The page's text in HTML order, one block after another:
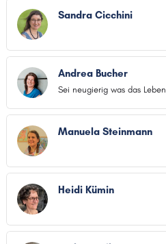
Sandra Cicchini
Andrea Bucher
Sei neugierig was das
Manuela Steinmann
Heidi Kümin